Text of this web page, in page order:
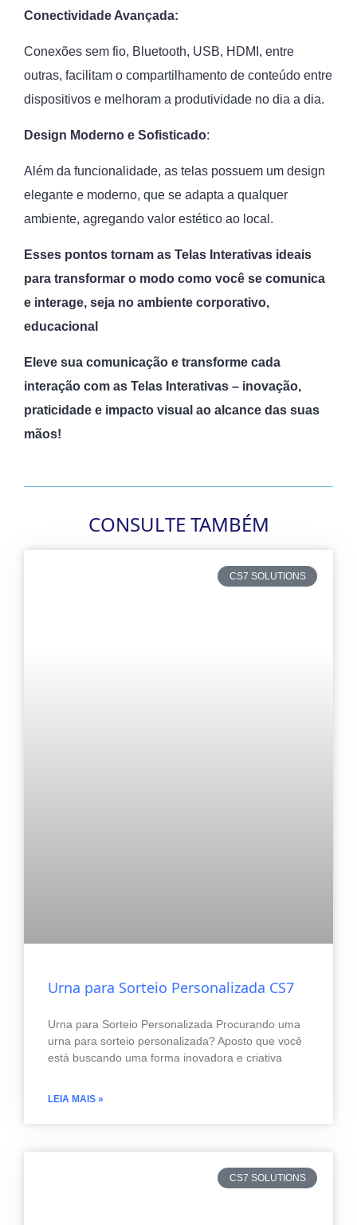
Conectividade Avançada:
Conexões sem fio, Bluetooth, USB, HDMI, entre
outras, facilitam o compartilhamento de conteúdo entre
dispositivos e melhoram a produtividade no dia a dia.
Design Moderno e Sofisticado:
Além da funcionalidade, as telas possuem um design
elegante e moderno, que se adapta a qualquer
ambiente, agregando valor estético ao local.
Esses pontos tornam as Telas Interativas ideais
para transformar o modo como você se comunica
e interage, seja no ambiente corporativo,
educacional
Eleve sua comunicação e transforme cada
interação com as Telas Interativas – inovação,
praticidade e impacto visual ao alcance das suas
mãos!
CONSULTE TAMBÉM
CS7 SOLUTIONS
Urna para Sorteio Personalizada CS7
Urna para Sorteio Personalizada Procurando uma
urna para sorteio personalizada? Aposto que você
está buscando uma forma inovadora e criativa
LEIA MAIS »
CS7 SOLUTIONS